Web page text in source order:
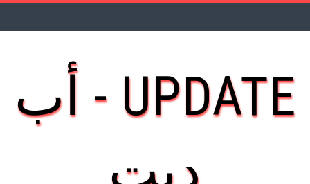
UPDATE - أب
ديت